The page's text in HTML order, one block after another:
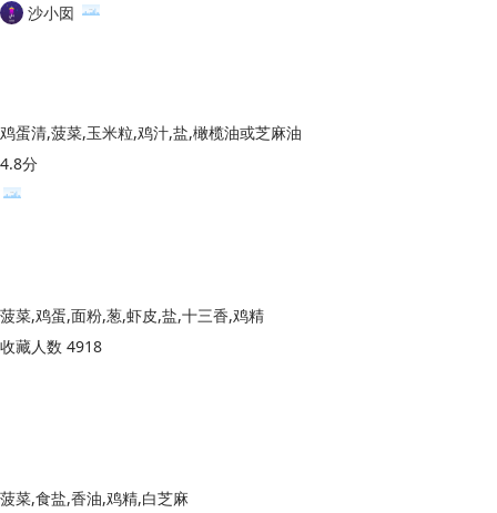
沙小囡
鸡蛋清,菠菜,玉米粒,鸡汁,盐,橄榄油或芝麻油
4.8分
菠菜,鸡蛋,面粉,葱,虾皮,盐,十三香,鸡精
收藏人数 4918
菠菜,食盐,香油,鸡精,白芝麻